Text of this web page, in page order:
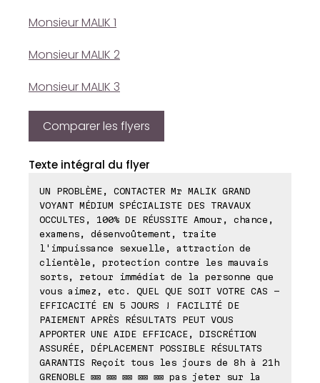
Monsieur MALIK 1
Monsieur MALIK 2
Monsieur MALIK 3
Comparer les flyers
Texte intégral du flyer
UN PROBLÈME, CONTACTER Mr MALIK GRAND
VOYANT MÉDIUM SPÉCIALISTE DES TRAVAUX
OCCULTES, 100% DE RÉUSSITE Amour, chance,
examens, désenvoûtement, traite
l'impuissance sexuelle, attraction de
clientèle, protection contre les mauvais
sorts, retour immédiat de la personne que
vous aimez, etc. QUEL QUE SOIT VOTRE CAS -
EFFICACITÉ EN 5 JOURS ! FACILITÉ DE
PAIEMENT APRÈS RÉSULTATS PEUT VOUS
APPORTER UNE AIDE EFFICACE, DISCRÉTION
ASSURÉE, DÉPLACEMENT POSSIBLE RÉSULTATS
GARANTIS Reçoit tous les jours de 8h à 21h
GRENOBLE ⊠⊠ ⊠⊠ ⊠⊠ ⊠⊠ ⊠⊠ pas jeter sur la